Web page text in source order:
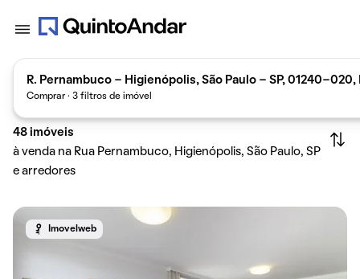
R. Pernambuco - Higienópolis, São Paulo - SP, 01240-020,
Comprar · 3 filtros de imóvel
48 imóveis
à venda na Rua Pernambuco, Higienópolis, São Paulo, SP
e arredores
Imovelweb